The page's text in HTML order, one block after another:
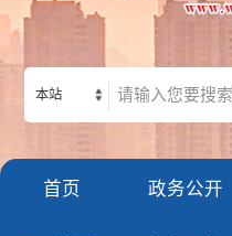
本站
首页 政务公开